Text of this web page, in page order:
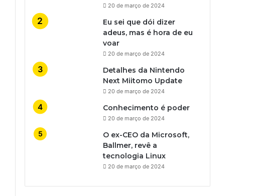
20 de março de 2024
Eu sei que dói dizer
adeus, mas é hora de eu
voar
20 de março de 2024
Detalhes da Nintendo
Next Miitomo Update
20 de março de 2024
Conhecimento é poder
20 de março de 2024
O ex-CEO da Microsoft,
Ballmer, revê a
tecnologia Linux
20 de março de 2024